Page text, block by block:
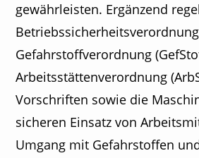
gewährleisten. Ergänzend
Gefahrstoffverordnung
Arbeitsstättenverordnung
Vorschriften sowie die
sicheren Einsatz von
Umgang mit Gefahrstoffen